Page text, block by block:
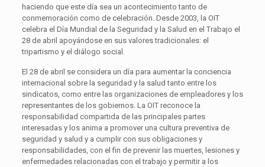
haciendo que este día sea un acontecimiento tanto de
conmemoración como de celebración. Desde 2003, la OIT
celebra el Día Mundial de la Seguridad y la Salud en el Trabajo el
28 de abril apoyándose en sus valores tradicionales: el
tripartismo y el diálogo social.
El 28 de abril se considera un día para aumentar la conciencia
internacional sobre la seguridad y la salud tanto entre los
sindicatos, como entre las organizaciones de empleadores y los
representantes de los gobiernos. La OIT reconoce la
responsabilidad compartida de las principales partes
interesadas y los anima a promover una cultura preventiva de
seguridad y salud y a cumplir con sus obligaciones y
responsabilidades, con el fin de prevenir las muertes, lesiones y
enfermedades relacionadas con el trabajo y permitir a los